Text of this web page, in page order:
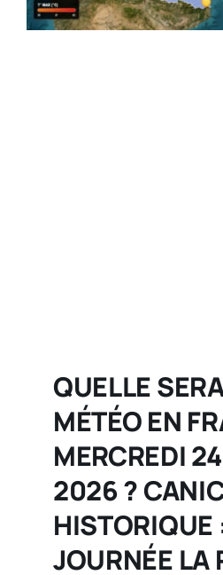
QUELLE
MÉTÉO EN
MERCREDI
2026 ?
HISTORIQUE
JOURNÉE LA